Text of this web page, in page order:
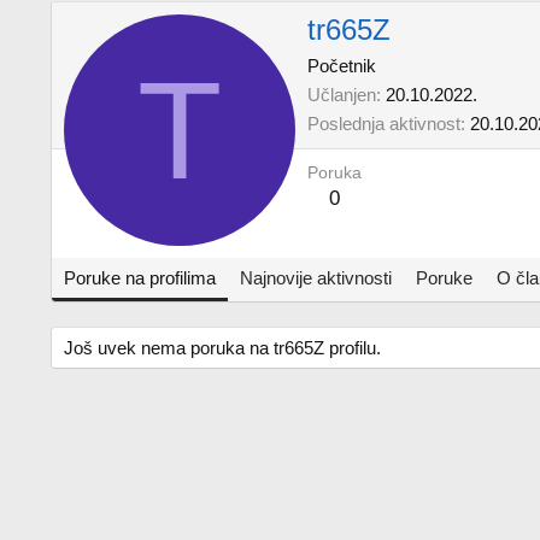
T
tr665Z
Početnik
Učlanjen 20.10.2022.
Poslednja aktivnost
Poruka
0
Poruke na profilima Najnovije aktivnosti Poruke O
Još uvek nema poruka na tr665Z profilu.